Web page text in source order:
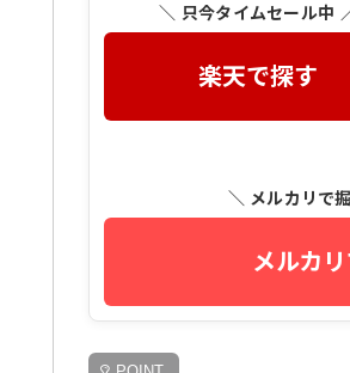
＼ 只今タイムセール中
楽天で探す
＼ メルカリで
メルカ